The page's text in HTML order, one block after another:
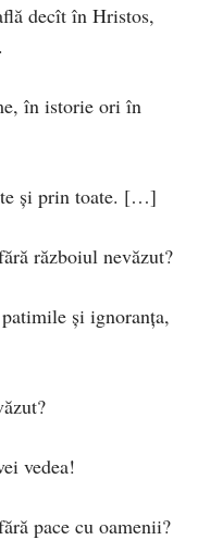
decît în Hristos,
în istorie ori în
şi prin toate. […]
războiul nevăzut?
şi ignoranţa,
vedea!
pace cu oamenii?